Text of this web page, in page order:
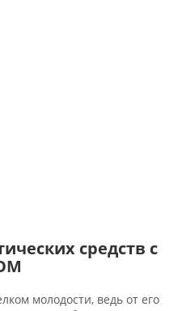
средств с
молодости, ведь от его